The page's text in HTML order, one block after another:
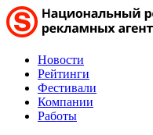
Новости
Рейтинги
Фестивали
Компании
Работы